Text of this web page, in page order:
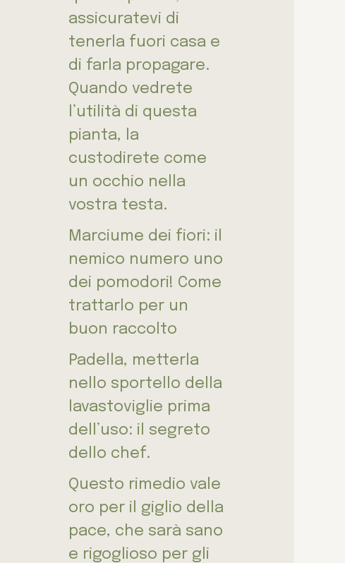
assicuratevi di
tenerla fuori casa e
di farla propagare.
Quando vedrete
l’utilità di questa
pianta, la
custodirete come
un occhio nella
vostra testa.
Marciume dei fiori: il
nemico numero uno
dei pomodori! Come
trattarlo per un
buon raccolto
Padella, metterla
nello sportello della
lavastoviglie prima
dell’uso: il segreto
dello chef.
Questo rimedio vale
oro per il giglio della
pace, che sarà sano
e rigoglioso per gli